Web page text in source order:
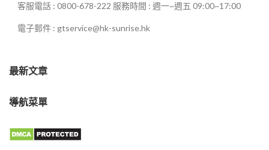
客服電話 : 0800-678-222 服務時間 : 週一~週五 09:00~17:00
電子郵件 : gtservice@hk-sunrise.hk
最新文章
導航菜單